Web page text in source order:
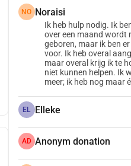
NO Noraisi
Ik heb hulp nodig. Ik
over een maand wordt
geboren, maar ik ben
voor. Ik heb overal
maar overal krijg ik te
niet kunnen helpen. Ik
meer; ik heb nog maar
EL Elleke
AD Anonym donation